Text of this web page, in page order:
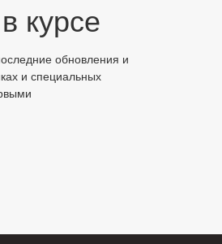
курсе
обновления и
и специальных